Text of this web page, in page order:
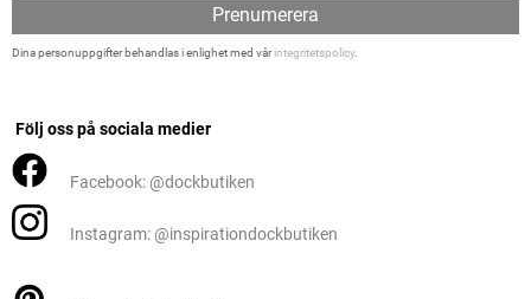
Prenumerera
Dina personuppgifter behandlas i enlighet med vårintegritetspolicy.
Följ oss på sociala medier
Facebook: @dockbutiken
Instagram: @inspirationdockbutiken